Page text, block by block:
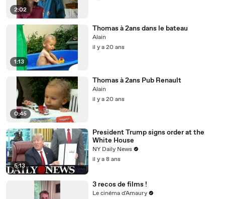
2:02
1:13
Thomas à 2ans dans le bateau
Alain
il y a 20 ans
0:45
Thomas à 2ans Pub Renault
Alain
il y a 20 ans
5:13
President Trump signs order at the
White House
NY Daily News
il y a 8 ans
3 recos de films !
Le cinéma d'Amaury